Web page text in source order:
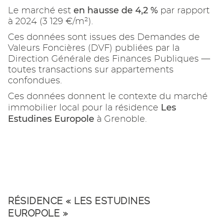
Le marché est en hausse de 4,2 % par rapport
à 2024 (3 129 €/m²).
Ces données sont issues des Demandes de
Valeurs Foncières (DVF) publiées par la
Direction Générale des Finances Publiques —
toutes transactions sur appartements
confondues.
Ces données donnent le contexte du marché
immobilier local pour la résidence Les
Estudines Europole à Grenoble.
RÉSIDENCE « LES ESTUDINES
EUROPOLE »